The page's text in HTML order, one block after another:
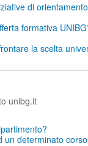
di
formativa
la scelta
unibg.it
un determinato